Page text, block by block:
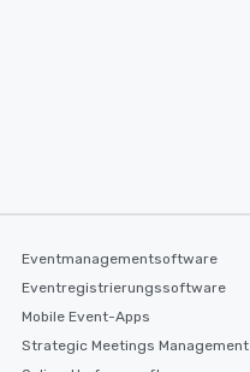
Eventmanagementsoftware
Eventregistrierungssoftware
Mobile Event-Apps
Strategic Meetings Management